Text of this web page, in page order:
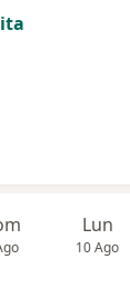
Lun
10 Ago